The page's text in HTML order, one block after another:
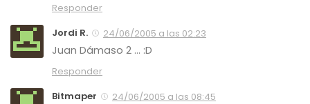
Responder
Jordi R.
24/06/2005 a las 02:23
Juan Dámaso 2 … :D
Responder
Bitmaper
24/06/2005 a las 08:45